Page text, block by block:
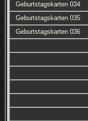
Geburtstagskarten 034
Geburtstagskarten 035
Geburtstagskarten 036